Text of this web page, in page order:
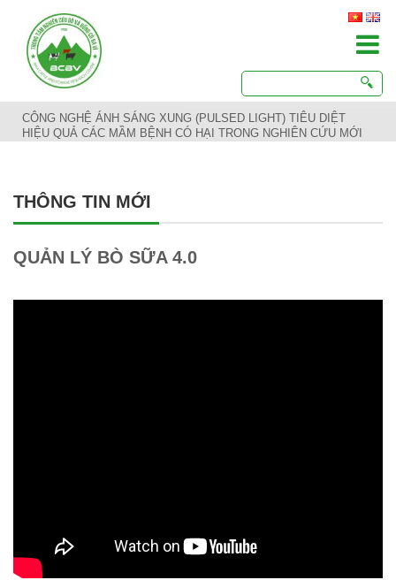
CÔNG NGHỆ ÁNH SÁNG XUNG (PULSED LIGHT) TIÊU DIỆT
HIỆU QUẢ CÁC MẦM BỆNH CÓ HẠI TRONG NGHIÊN CỨU MỚI
THÔNG TIN MỚI
QUẢN LÝ BÒ SỮA 4.0